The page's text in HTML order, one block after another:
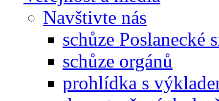
Navštivte nás
schůze Poslanecké
schůze orgánů
prohlídka s